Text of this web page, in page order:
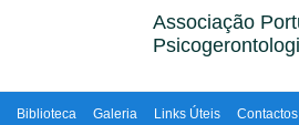
Associação
Biblioteca Galeria Links Úteis Contactos